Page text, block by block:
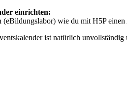
einrichten:
wie du mit H5P
ist natürlich